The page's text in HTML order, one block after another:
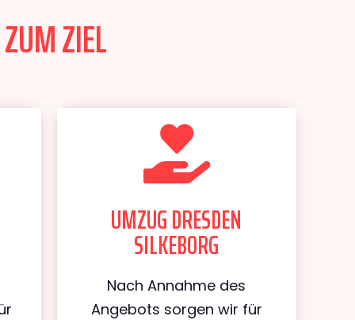
ZIEL
UMZUG DRESDEN
SILKEBORG
Nach Annahme des
Angebots sorgen wir für